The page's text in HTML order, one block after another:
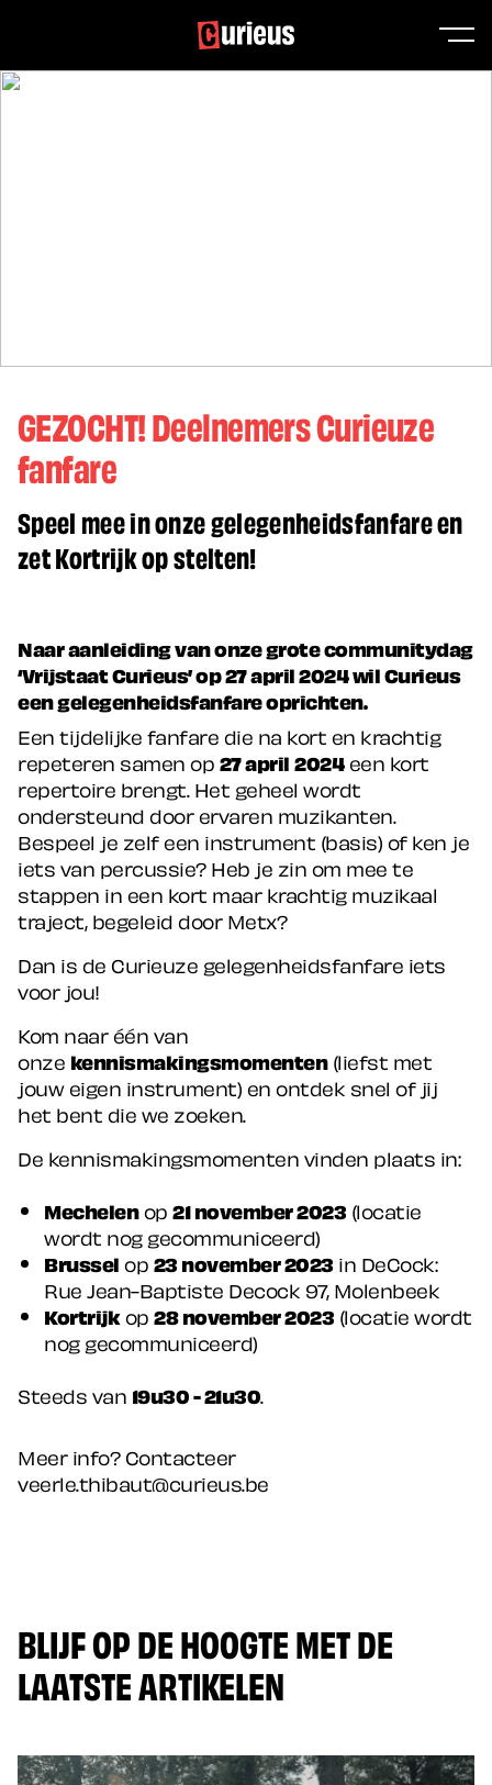
GEZOCHT! Deelnemers Curieuze
fanfare
Speel mee in onze gelegenheidsfanfare en
zet Kortrijk op stelten!
Naar aanleiding van onze grote communitydag
‘Vrijstaat Curieus’ op 27 april 2024 wil Curieus
een gelegenheidsfanfare oprichten.
Een tijdelijke fanfare die na kort en krachtig
repeteren samen op 27 april 2024een kort
repertoire brengt. Het geheel wordt
ondersteund door ervaren muzikanten.
Bespeel je zelf een instrument (basis) of ken je
iets van percussie? Heb je zin om mee te
stappen in een kort maar krachtig muzikaal
traject, begeleid door Metx?
Dan is de Curieuze gelegenheidsfanfare iets
voor jou!
Kom naar één van
onze kennismakingsmomenten(liefst met
jouw eigen instrument) en ontdek snel of jij
het bent die we zoeken.
De kennismakingsmomenten vinden plaats in:
Mechelenop 21 november 2023 (locatie
wordt nog gecommuniceerd)
Brussel op 23 november 2023 in DeCock:
Rue Jean-Baptiste Decock 97, Molenbeek
Kortrijkop 28 november 2023 (locatie wordt
nog gecommuniceerd)
Steeds van 19u30 - 21u30.
Meer info? Contacteer
veerle.thibaut@curieus.be
BLIJF OP DE HOOGTE MET DE
LAATSTE ARTIKELEN